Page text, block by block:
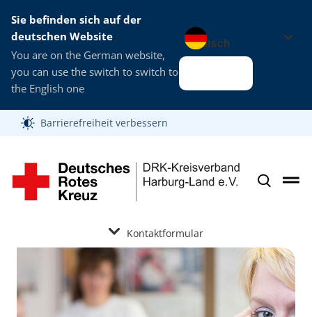
Sie befinden sich auf der
deutschen Website
You are on the German website,
you can use the switch to switch to
the English one
Sprache wechseln zu
Barrierefreiheit verbessern
Kontaktformular